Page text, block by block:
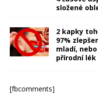
složené
2 kapky
97%
mladí,
přírodní lék
[fbcomments]